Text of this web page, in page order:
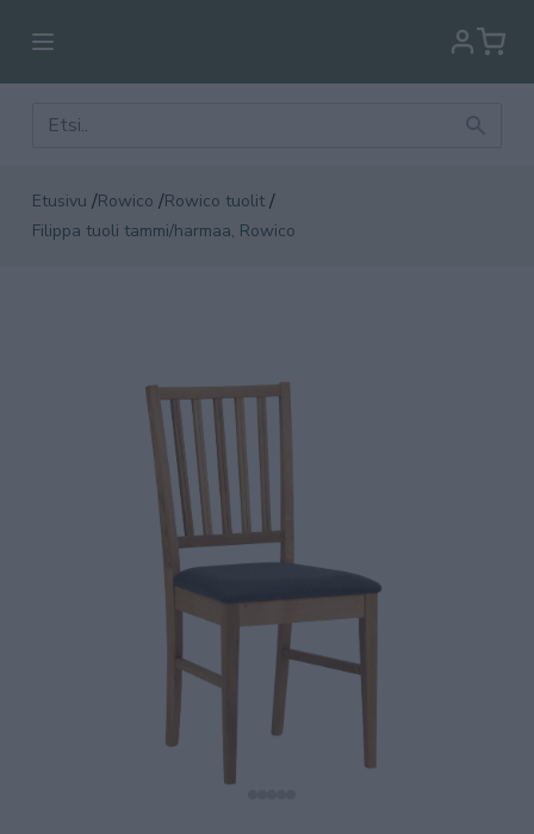
Etusivu /Rowico /Rowico tuolit /
Filippa tuoli tammi/harmaa, Rowico